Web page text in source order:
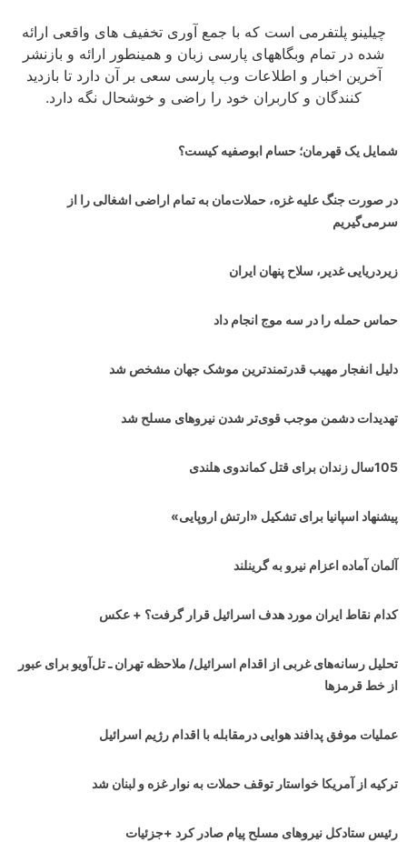
چیلینو پلتفرمی است که با جمع آوری تخفیف های واقعی ارائه
شده در تمام وبگاههای پارسی زبان و همینطور ارائه و بازنشر
آخرین اخبار و اطلاعات وب پارسی سعی بر آن دارد تا بازدید
کنندگان و کاربران خود را راضی و خوشحال نگه دارد.
شمایل یک قهرمان؛ حسام ابوصفیه کیست؟
در صورت جنگ علیه غزه، حملات‌مان به تمام اراضی اشغالی را از
سرمی‌گیریم
زیردریایی غدیر، سلاح پنهان ایران
حماس حمله را در سه موج انجام داد
دلیل انفجار مهیب قدرتمندترین موشک جهان مشخص شد
تهدیدات دشمن موجب قوی‌تر شدن نیروهای مسلح شد
105سال زندان برای قتل کماندوی هلندی
پیشنهاد اسپانیا برای تشکیل «ارتش اروپایی»
آلمان آماده اعزام نیرو به گرینلند
کدام نقاط ایران مورد هدف اسرائیل قرار گرفت؟ + عکس
تحلیل رسانه‌های غربی از اقدام اسرائیل/ ملاحظه تهران ـ تل‌آویو برای عبور
از خط قرمزها
عملیات موفق پدافند هوایی درمقابله با اقدام رژیم اسرائیل
ترکیه از آمریکا خواستار توقف حملات به نوار غزه و لبنان شد
رئیس ستادکل نیروهای مسلح پیام صادر کرد +جزئیات